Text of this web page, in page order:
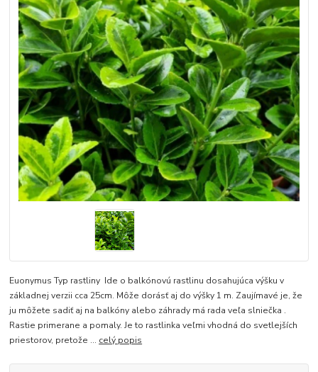
Euonymus Typ rastliny Ide o balkónovú rastlinu dosahujúca výšku v
základnej verzii cca 25cm. Môže dorásť aj do výšky 1 m. Zaujímavé je, že
ju môžete sadiť aj na balkóny alebo záhrady má rada veľa slniečka .
Rastie primerane a pomaly. Je to rastlinka veľmi vhodná do svetlejších
priestorov, pretože ... celý popis